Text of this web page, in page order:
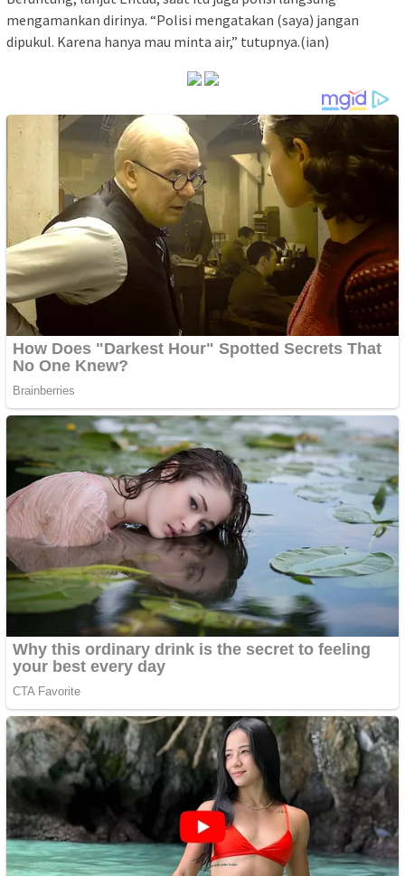
mengamankan dirinya. “Polisi mengatakan (saya) jangan
dipukul. Karena hanya mau minta air,” tutupnya.(ian)